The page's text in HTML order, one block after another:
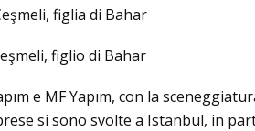
figlia di Bahar
figlio di Bahar
e MF Yapım, con la
si sono svolte a Istanbul, in